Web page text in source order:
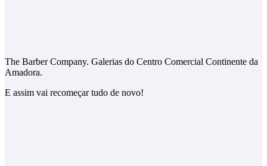
The Barber Company. Galerias do Centro Comercial Continente da
Amadora.
E assim vai recomeçar tudo de novo!